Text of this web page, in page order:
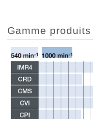
Gamme produits